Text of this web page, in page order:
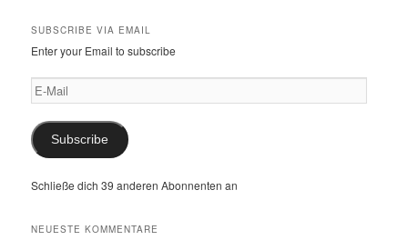
SUBSCRIBE VIA EMAIL
Enter your Email to subscribe
E-
Mail
Subscribe
Schließe dich 39 anderen Abonnenten an
NEUESTE KOMMENTARE